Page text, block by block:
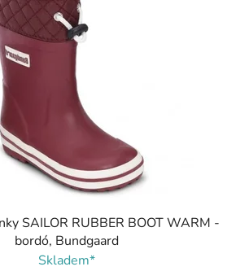
SAILOR RUBBER BOOT WARM -
bordó, Bundgaard
Skladem*